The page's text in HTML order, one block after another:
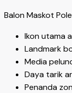
Balon Maskot
Ikon utama
Landmark
Media
Daya tarik
Penanda